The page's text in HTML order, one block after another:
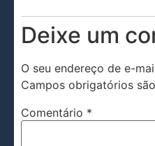
Deixe um
O seu endereço de e-
Campos obrigatórios
Comentário *